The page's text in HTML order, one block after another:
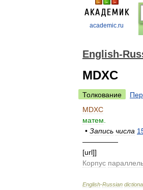
academic.ru
English-
MDXC
Толкование
MDXC
матем
• Запись числа
—————
[url]]
Корпус
English-Russian